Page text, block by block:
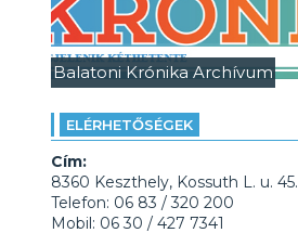
Balatoni Krónika Archívum
ELÉRHETŐSÉGEK
Cím:
8360 Keszthely, Kossuth L. u. 45.
Telefon: 06 83 / 320 200
Mobil: 06 30 / 427 7341